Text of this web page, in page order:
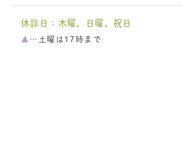
休診日：木曜、日曜、祝日
▲ …土曜は17時まで